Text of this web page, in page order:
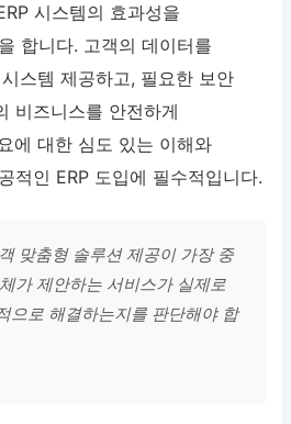
시스템의 효과성을
합니다. 고객의 데이터를
스템 제공하고, 필요한 보안
비즈니스를 안전하게
에 대한 심도 있는 이해와
적인 ERP 도입에 필수적입니다.
맞춤형 솔루션 제공이 가장 중
가 제안하는 서비스가 실제로
으로 해결하는지를 판단해야 합